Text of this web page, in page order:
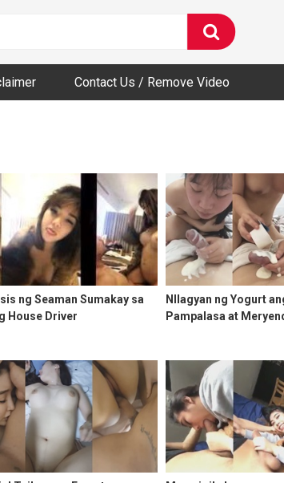
Contact Us / Remove Video
ng Seaman Sumakay sa
House Driver
NIlagyan ng Yogurt
Pampalasa at